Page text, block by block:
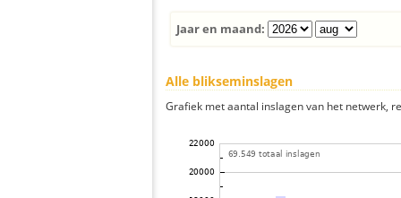
Jaar en maand:
Alle blikseminslagen
Grafiek met aantal inslagen van het netwerk,